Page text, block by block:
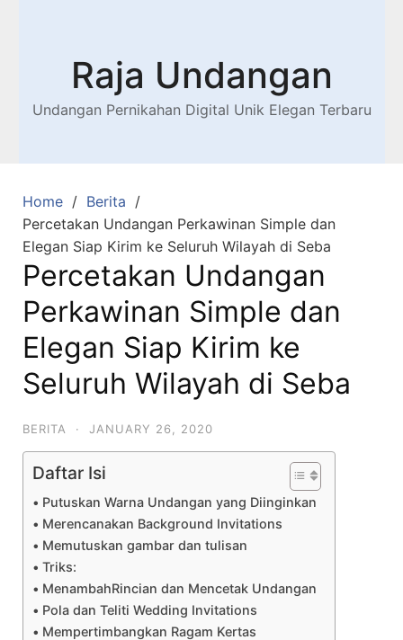
Raja Undangan
Undangan Pernikahan Digital Unik Elegan Terbaru
Home
Berita
Percetakan Undangan Perkawinan Simple dan
Elegan Siap Kirim ke Seluruh Wilayah di Seba
Percetakan Undangan
Perkawinan Simple dan
Elegan Siap Kirim ke
Seluruh Wilayah di Seba
BERITA · JANUARY 26, 2020
Daftar Isi
Putuskan Warna Undangan yang Diinginkan
Merencanakan Background Invitations
Memutuskan gambar dan tulisan
Triks:
MenambahRincian dan Mencetak Undangan
Pola dan Teliti Wedding Invitations
Mempertimbangkan Ragam Kertas